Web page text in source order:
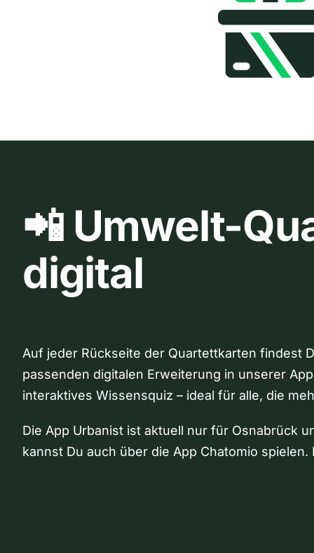
📲 Umwelt-
digital
Auf jeder Rückseite der Quartettkarten findest
passenden digitalen Erweiterung in unserer
interaktives Wissensquiz – ideal für alle, die
Die App Urbanist ist aktuell nur für Osnabrück
kannst Du auch über die App Chatomio